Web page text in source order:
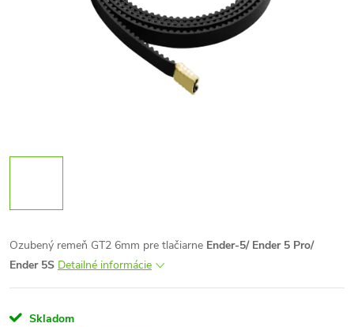
Ozubený remeň GT2 6mm pre tlačiarne Ender-5/ Ender 5 Pro/
Ender 5S Detailné informácie
Skladom